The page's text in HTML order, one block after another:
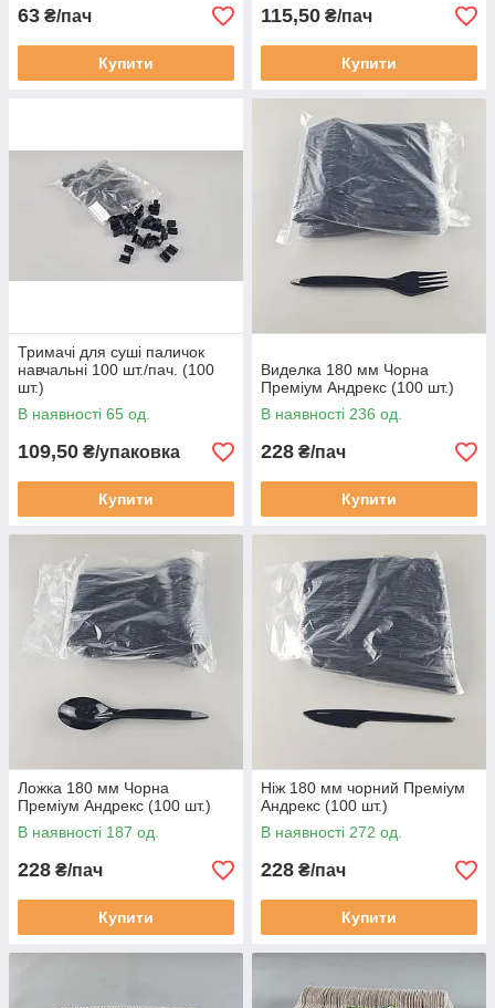
63 ₴/пач
Купити
115,50 ₴/пач
Купити
Тримачі для суші паличок
навчальні 100 шт./пач. (100
шт.)
В наявності 65 од.
109,50 ₴/упаковка
Купити
Виделка 180 мм Чорна
Преміум Андрекс (100 шт.)
В наявності 236 од.
228 ₴/пач
Купити
Ложка 180 мм Чорна
Преміум Андрекс (100 шт.)
В наявності 187 од.
228 ₴/пач
Купити
Ніж 180 мм чорний Преміум
Андрекс (100 шт.)
В наявності 272 од.
228 ₴/пач
Купити